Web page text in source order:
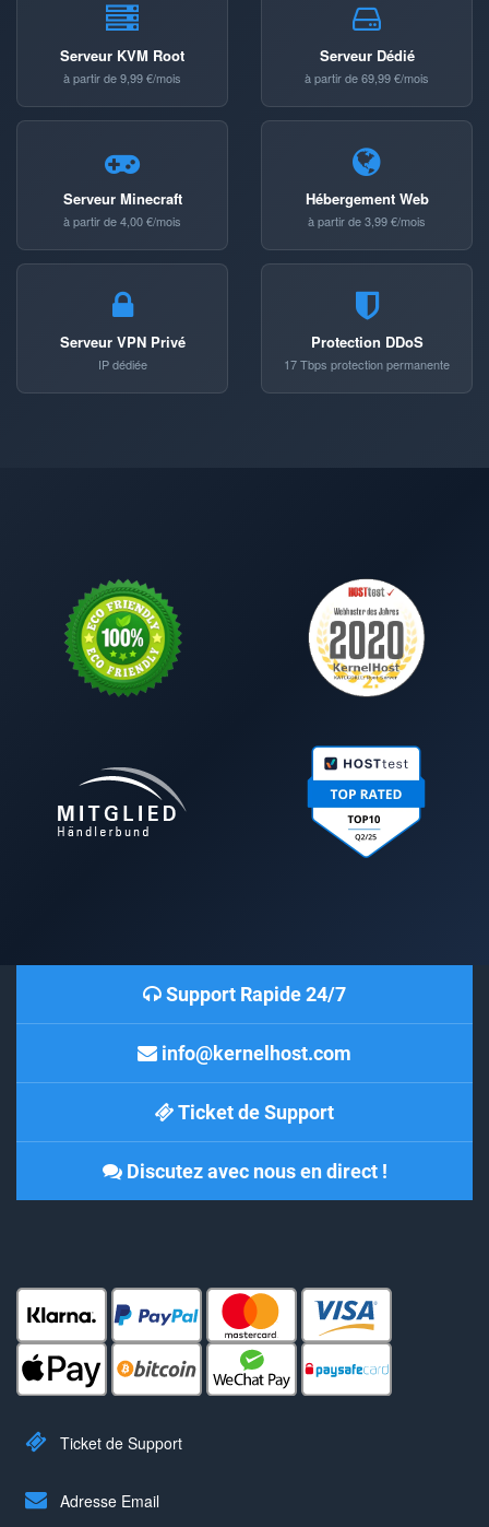
Serveur KVM Root
à partir de 9,99 €/mois
Serveur Dédié
à partir de 69,99 €/mois
Serveur Minecraft
à partir de 4,00 €/mois
Hébergement Web
à partir de 3,99 €/mois
Serveur VPN Privé
IP dédiée
Protection DDoS
17 Tbps protection permanente
Support Rapide 24/7
info@kernelhost.com
Ticket de Support
Discutez avec nous en direct !
Ticket de Support
Adresse Email